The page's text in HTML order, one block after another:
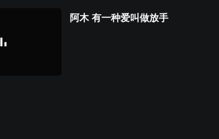
阿木 有一种爱叫做放手